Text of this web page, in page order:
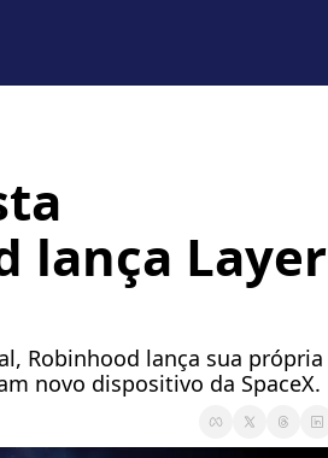
lança Layer
Robinhood lança sua própria
novo dispositivo da SpaceX.